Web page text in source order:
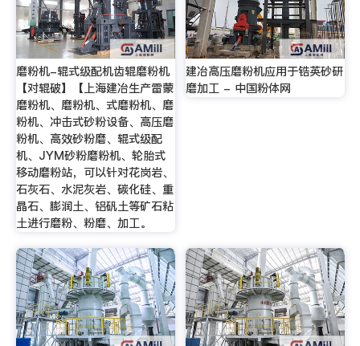
磨粉机-辊式级配机齿辊磨粉机
【对辊破】【上海建冶生产雷蒙
磨粉机、磨粉机、式磨粉机、磨
粉机、冲击式砂粉设备、高压磨
粉机、高效砂粉磨、辊式级配
机、JYM砂粉磨粉机、轮胎式
移动磨粉站，可以针对花岗岩、
石灰石、水泥灰岩、碳化硅、重
晶石、膨润土、铝矾土等矿石粘
土进行磨粉、粉磨、加工。
建冶高压磨粉机应用于锆英砂研
磨加工 - 中国粉体网